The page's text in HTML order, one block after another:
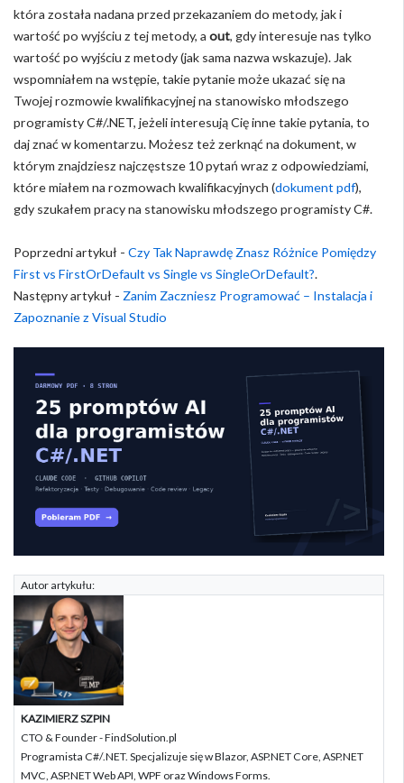
która została nadana przed przekazaniem do metody, jak i
wartość po wyjściu z tej metody, a out, gdy interesuje nas tylko
wartość po wyjściu z metody (jak sama nazwa wskazuje). Jak
wspomniałem na wstępie, takie pytanie może ukazać się na
Twojej rozmowie kwalifikacyjnej na stanowisko młodszego
programisty C#/.NET, jeżeli interesują Cię inne takie pytania, to
daj znać w komentarzu. Możesz też zerknąć na dokument, w
którym znajdziesz najczęstsze 10 pytań wraz z odpowiedziami,
które miałem na rozmowach kwalifikacyjnych (dokument pdf),
gdy szukałem pracy na stanowisku młodszego programisty C#.
Poprzedni artykuł - Czy Tak Naprawdę Znasz Różnice Pomiędzy
First vs FirstOrDefault vs Single vs SingleOrDefault?.
Następny artykuł - Zanim Zaczniesz Programować – Instalacja i
Zapoznanie z Visual Studio
Autor artykułu:
KAZIMIERZ SZPIN
CTO & Founder - FindSolution.pl
Programista C#/.NET. Specjalizuje się w Blazor, ASP.NET Core, ASP.NET
MVC, ASP.NET Web API, WPF oraz Windows Forms.